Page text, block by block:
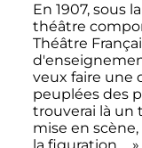
En 1907, sous
théâtre
Théâtre
veux faire une
peuplées des
trouverai là un
mise en